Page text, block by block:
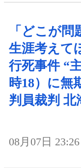
「どこが
生涯考えて
行死事件 “
時18）に無
判員裁判 北
08月07日 23:26